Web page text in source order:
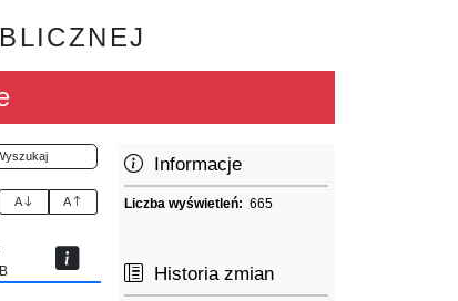
A A
Informacje
Liczba wyświetleń:665
Historia zmian